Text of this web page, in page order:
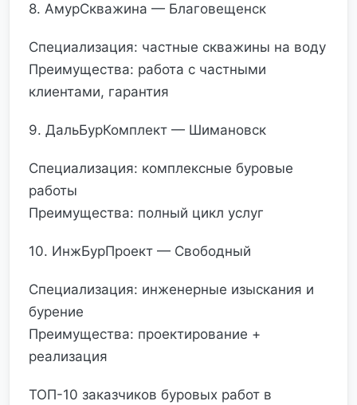
8. АмурСкважина — Благовещенск
Специализация: частные скважины на воду
Преимущества: работа с частными
клиентами, гарантия
9. ДальБурКомплект — Шимановск
Специализация: комплексные буровые
работы
Преимущества: полный цикл услуг
10. ИнжБурПроект — Свободный
Специализация: инженерные изыскания и
бурение
Преимущества: проектирование +
реализация
ТОП-10 заказчиков буровых работ в